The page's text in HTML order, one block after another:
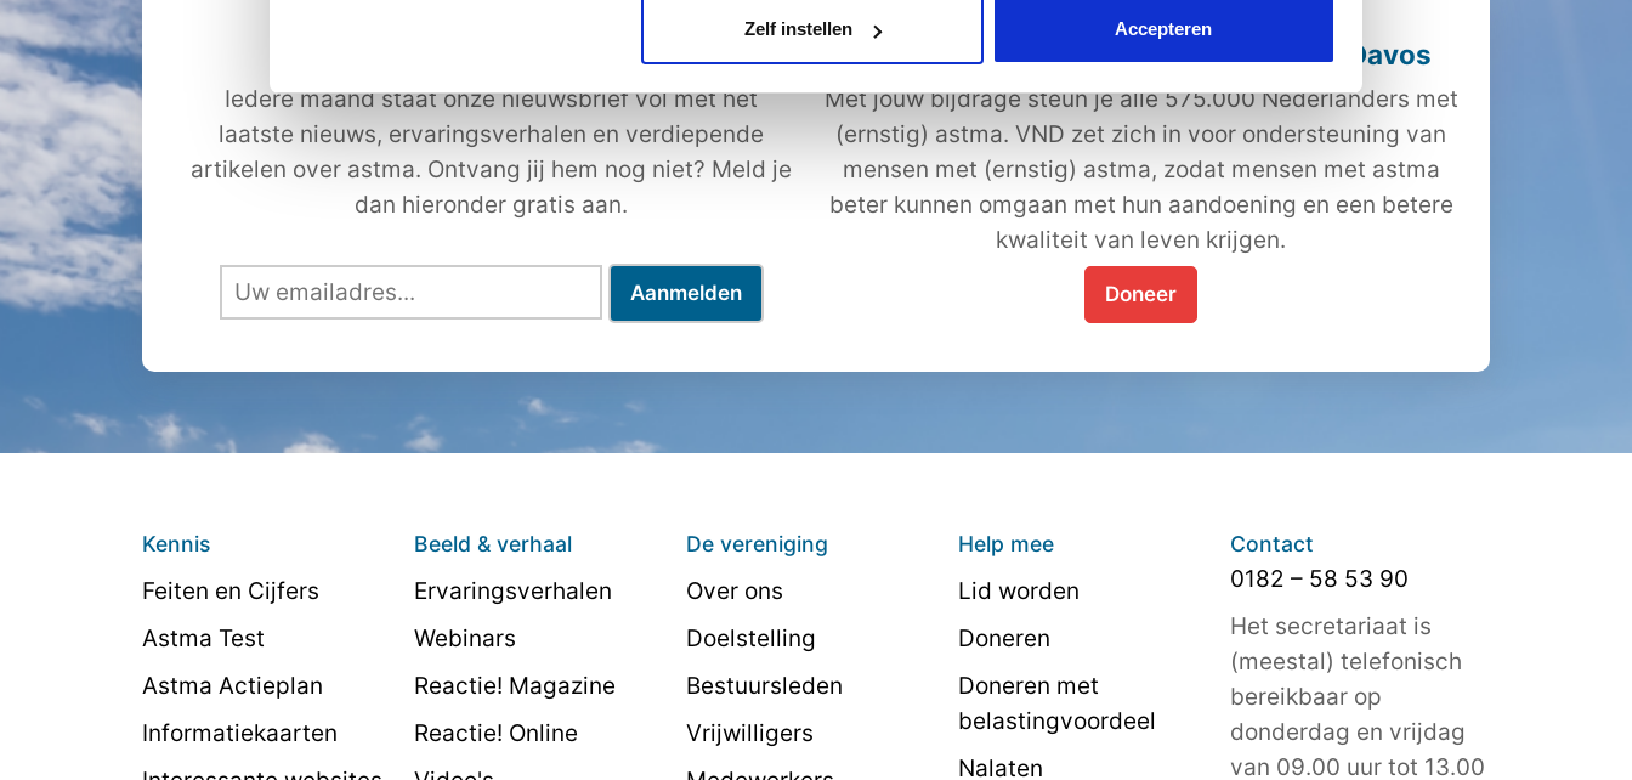
Zelf instellen Accepteren
Ontvang de nieuwsbrief
Iedere maand staat onze nieuwsbrief vol met het
laatste nieuws, ervaringsverhalen en verdiepende
artikelen over astma. Ontvang jij hem nog niet? Meld je
dan hieronder gratis aan.
Steun astmaVereniging Nederland en Davos
Met jouw bijdrage steun je alle 575.000 Nederlanders met
(ernstig) astma. VND zet zich in voor ondersteuning van
mensen met (ernstig) astma, zodat mensen met astma
beter kunnen omgaan met hun aandoening en een betere
kwaliteit van leven krijgen.
Doneer
Kennis
Feiten en Cijfers
Astma Test
Astma Actieplan
Informatiekaarten
Beeld & verhaal
Ervaringsverhalen
Webinars
Reactie! Magazine
Reactie! Online
De vereniging
Over ons
Doelstelling
Bestuursleden
Vrijwilligers
Help mee
Lid worden
Doneren
Doneren met
belastingvoordeel
Nalaten
Contact
0182 – 58 53 90
Het secretariaat is
(meestal) telefonisch
bereikbaar op
donderdag en vrijdag
van 09.00 uur tot 13.00